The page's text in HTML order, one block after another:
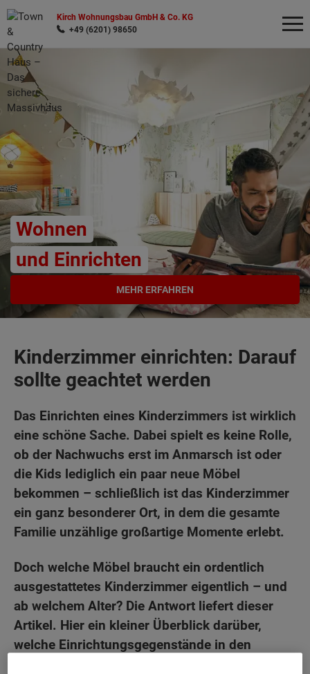
Kirch Wohnungsbau GmbH & Co. KG
+49 (6201) 98650
Wohnen
und Einrichten
MEHR ERFAHREN
Kinderzimmer einrichten: Darauf
sollte geachtet werden
Das Einrichten eines Kinderzimmers ist wirklich
eine schöne Sache. Dabei spielt es keine Rolle,
ob der Nachwuchs erst im Anmarsch ist oder
die Kids lediglich ein paar neue Möbel
bekommen – schließlich ist das Kinderzimmer
ein ganz besonderer Ort, in dem die gesamte
Familie unzählige großartige Momente erlebt.
Doch welche Möbel braucht ein ordentlich
ausgestattetes Kinderzimmer eigentlich – und
ab welchem Alter? Die Antwort liefert dieser
Artikel. Hier ein kleiner Überblick darüber,
welche Einrichtungsgegenstände in den
Wonach möchten Sie suchen?